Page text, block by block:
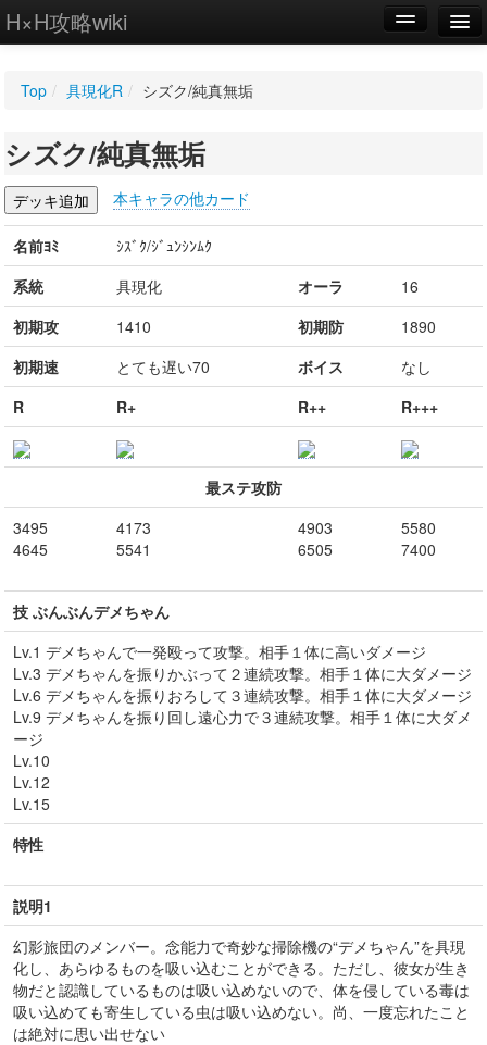
H×H攻略wiki
WIKI
設定
Top / 具現化R / シズク/純真無垢
シズク/純真無垢
本キャラの他カード
名前ﾖﾐ
ｼｽﾞｸ/ｼﾞｭﾝｼﾝﾑｸ
系統
具現化 オーラ
16
初期攻
1410 初期防
1890
初期速
とても遅い70 ボイス
なし
R
R+ R++ R+++
最ステ攻防
3495
4645
4173
5541
4903
6505
5580
7400
技 ぶんぶんデメちゃん
Lv.1 デメちゃんで一発殴って攻撃。相手１体に高いダメージ
Lv.3 デメちゃんを振りかぶって２連続攻撃。相手１体に大ダメージ
Lv.6 デメちゃんを振りおろして３連続攻撃。相手１体に大ダメージ
Lv.9 デメちゃんを振り回し遠心力で３連続攻撃。相手１体に大ダメ
ージ
Lv.10
Lv.12
Lv.15
特性
説明1
幻影旅団のメンバー。念能力で奇妙な掃除機の“デメちゃん”を具現
化し、あらゆるものを吸い込むことができる。ただし、彼女が生き
物だと認識しているものは吸い込めないので、体を侵している毒は
吸い込めても寄生している虫は吸い込めない。尚、一度忘れたこと
は絶対に思い出せない